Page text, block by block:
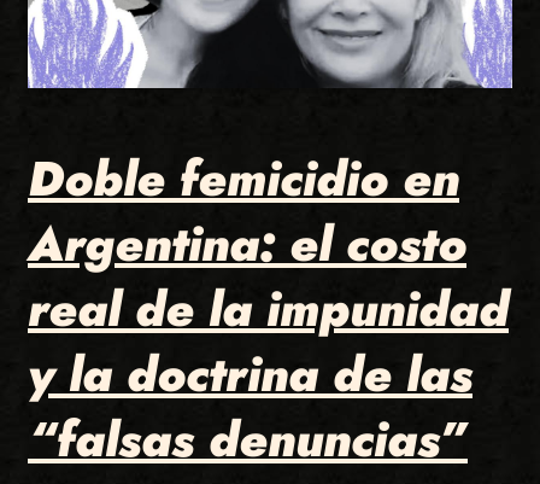
Doble femicidio en
Argentina: el costo
real de la impunidad
y la doctrina de las
“falsas denuncias”